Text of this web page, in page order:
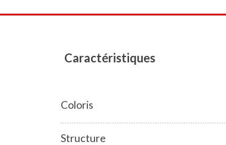
Caractéristiques
Coloris
Structure